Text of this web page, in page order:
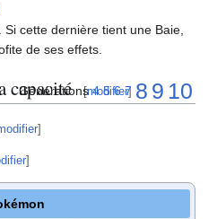
cette dernière tient une Baie,
de ses effets.
capacité [modifier]
Générations 4 5 6 7 8 9 10
]
]